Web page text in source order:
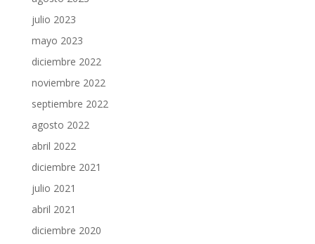
julio 2023
mayo 2023
diciembre 2022
noviembre 2022
septiembre 2022
agosto 2022
abril 2022
diciembre 2021
julio 2021
abril 2021
diciembre 2020